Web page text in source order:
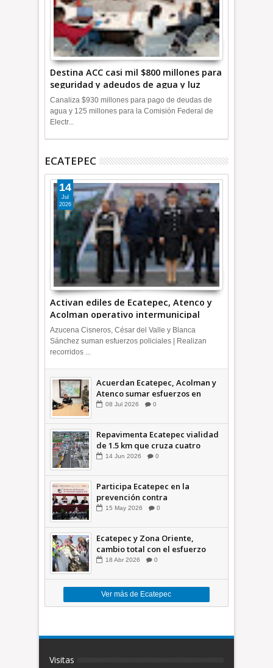
Destina ACC casi mil $800 millones para
seguridad y adeudos de agua y luz
+Video
Canaliza $930 millones para pago de deudas de
agua y 125 millones para la Comisión Federal de
Electr...
ECATEPEC
Activan ediles de Ecatepec, Atenco y
Acolman operativo intermunicipal
14
Jul
2026
Azucena Cisneros, César del Valle y Blanca
Sánchez suman esfuerzos policiales | Realizan
recorridos ...
Acuerdan Ecatepec, Acolman y
Atenco sumar esfuerzos en
seguridad
08 Jul 2026 0
Repavimenta Ecatepec vialidad
de 1.5 km que cruza cuatro
comunidades +Video
14 Jun 2026 0
Participa Ecatepec en la
prevención contra
inundaciones en el Valle de
15 May 2026 0
Ecatepec y Zona Oriente,
cambio total con el esfuerzo
conjunto: Azucena; retiran 21
18 Abr 2026 0
Ver más de Ecatepec
Visitas